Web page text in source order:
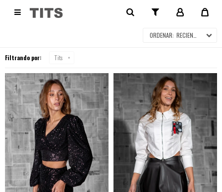
 PRODUCTOS
RECIENTES
Filtrando por: Tits